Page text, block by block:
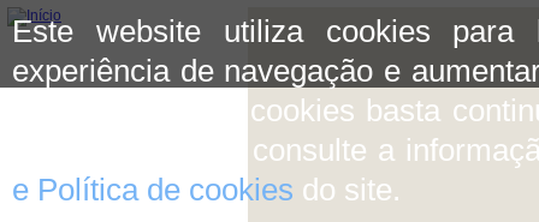
Este website utiliza cookies para
experiência de navegação e
aceitar o uso de cookies basta
mais informação consulte a
e Política de cookies do site.